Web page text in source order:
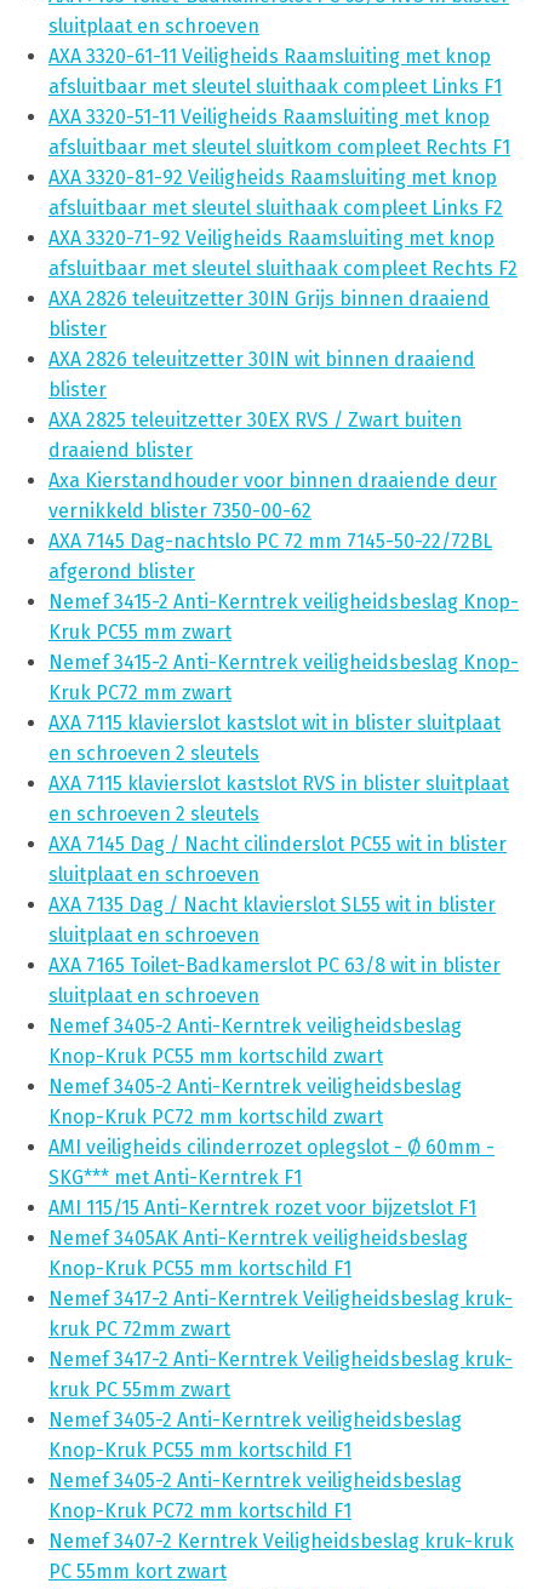
sluitplaat en schroeven
AXA 3320-61-11 Veiligheids Raamsluiting met knop
afsluitbaar met sleutel sluithaak compleet Links F1
AXA 3320-51-11 Veiligheids Raamsluiting met knop
afsluitbaar met sleutel sluitkom compleet Rechts F1
AXA 3320-81-92 Veiligheids Raamsluiting met knop
afsluitbaar met sleutel sluithaak compleet Links F2
AXA 3320-71-92 Veiligheids Raamsluiting met knop
afsluitbaar met sleutel sluithaak compleet Rechts F2
AXA 2826 teleuitzetter 30IN Grijs binnen draaiend
blister
AXA 2826 teleuitzetter 30IN wit binnen draaiend
blister
AXA 2825 teleuitzetter 30EX RVS / Zwart buiten
draaiend blister
Axa Kierstandhouder voor binnen draaiende deur
vernikkeld blister 7350-00-62
AXA 7145 Dag-nachtslo PC 72 mm 7145-50-22/72BL
afgerond blister
Nemef 3415-2 Anti-Kerntrek veiligheidsbeslag Knop-
Kruk PC55 mm zwart
Nemef 3415-2 Anti-Kerntrek veiligheidsbeslag Knop-
Kruk PC72 mm zwart
AXA 7115 klavierslot kastslot wit in blister sluitplaat
en schroeven 2 sleutels
AXA 7115 klavierslot kastslot RVS in blister sluitplaat
en schroeven 2 sleutels
AXA 7145 Dag / Nacht cilinderslot PC55 wit in blister
sluitplaat en schroeven
AXA 7135 Dag / Nacht klavierslot SL55 wit in blister
sluitplaat en schroeven
AXA 7165 Toilet-Badkamerslot PC 63/8 wit in blister
sluitplaat en schroeven
Nemef 3405-2 Anti-Kerntrek veiligheidsbeslag
Knop-Kruk PC55 mm kortschild zwart
Nemef 3405-2 Anti-Kerntrek veiligheidsbeslag
Knop-Kruk PC72 mm kortschild zwart
AMI veiligheids cilinderrozet oplegslot - Ø 60mm -
SKG*** met Anti-Kerntrek F1
AMI 115/15 Anti-Kerntrek rozet voor bijzetslot F1
Nemef 3405AK Anti-Kerntrek veiligheidsbeslag
Knop-Kruk PC55 mm kortschild F1
Nemef 3417-2 Anti-Kerntrek Veiligheidsbeslag kruk-
kruk PC 72mm zwart
Nemef 3417-2 Anti-Kerntrek Veiligheidsbeslag kruk-
kruk PC 55mm zwart
Nemef 3405-2 Anti-Kerntrek veiligheidsbeslag
Knop-Kruk PC55 mm kortschild F1
Nemef 3405-2 Anti-Kerntrek veiligheidsbeslag
Knop-Kruk PC72 mm kortschild F1
Nemef 3407-2 Kerntrek Veiligheidsbeslag kruk-kruk
PC 55mm kort zwart